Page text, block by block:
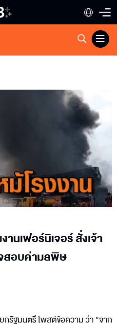
านเฟอร์นิเจอร์ สั่งเจ้า
สอบค่ามลพิษ
กรัฐมนตรี โพสต์ข้อความ ว่า “จาก